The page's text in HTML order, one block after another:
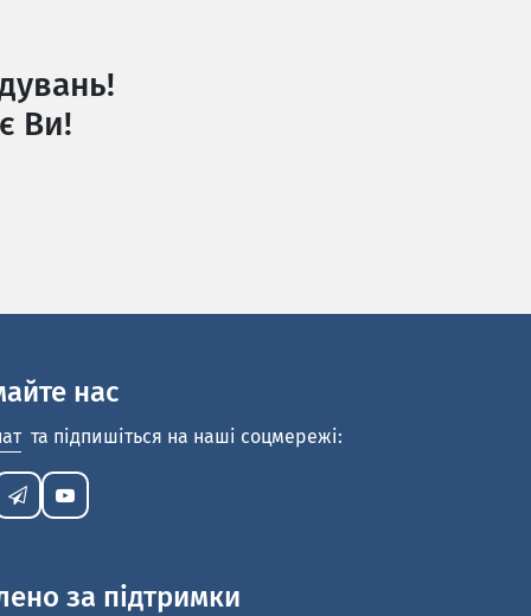
Ви!
нас
та підпишіться на наші соцмережі:
за підтримки